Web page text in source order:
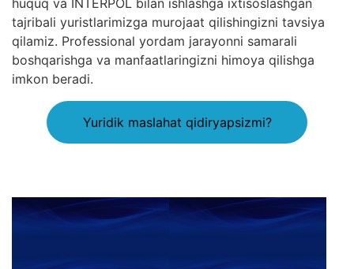
huquq va INTERPOL bilan ishlashga ixtisoslashgan
tajribali yuristlarimizga murojaat qilishingizni tavsiya
qilamiz. Professional yordam jarayonni samarali
boshqarishga va manfaatlaringizni himoya qilishga
imkon beradi.
Yuridik maslahat qidiryapsizmi?